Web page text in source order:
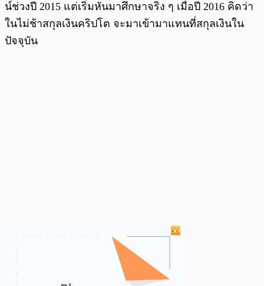
น์ช่วงปี 2015 แต่เริ่มหันมาศึกษาจริง ๆ เมื่อปี 2016 คิดว่า
ในไม่ช้าสกุลเงินคริปโต จะมาเข้ามาแทนที่สกุลเงินใน
ปัจจุบัน